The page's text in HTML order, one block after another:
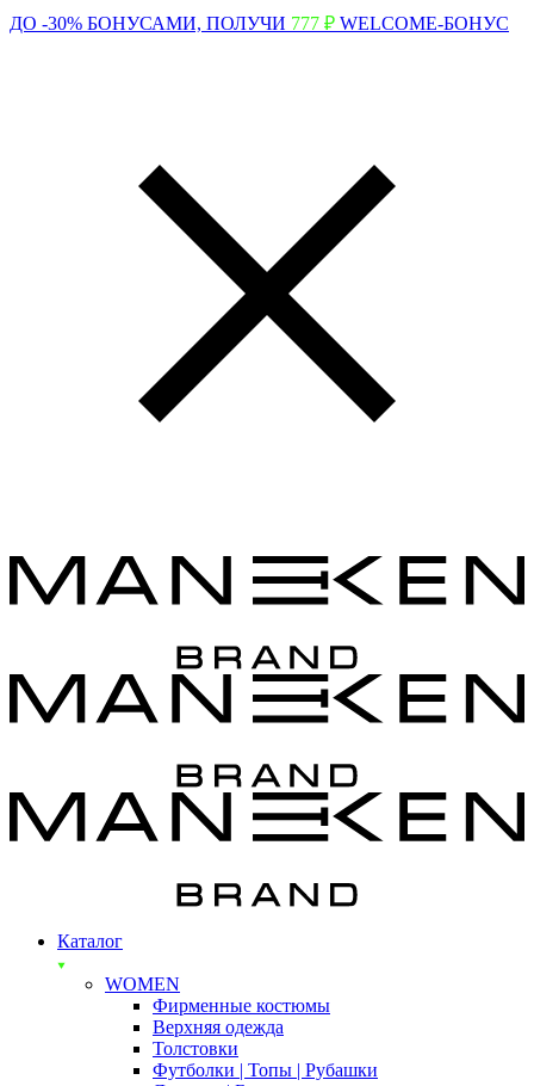
ДО -30% БОНУСАМИ, ПОЛУЧИ 777 ₽ WELCOME-БОНУС
Каталог
WOMEN
Фирменные костюмы
Верхняя одежда
Толстовки
Футболки | Топы | Рубашки